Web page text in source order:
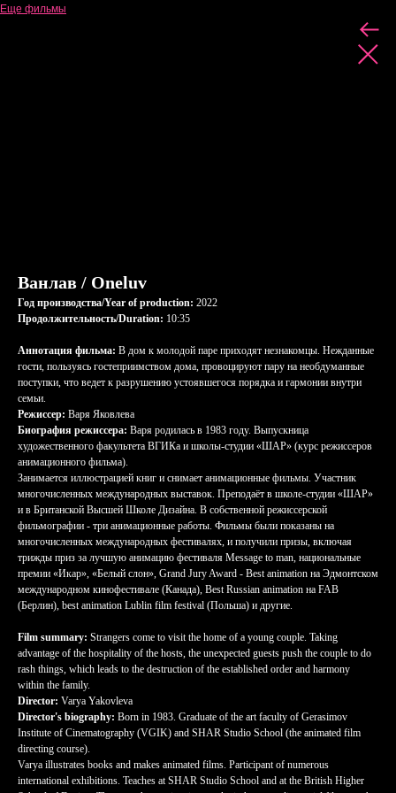
Еще фильмы
Ванлав / Oneluv
Год производства/Year of production: 2022
Продолжительность/Duration: 10:35
Аннотация фильма: В дом к молодой паре приходят незнакомцы. Нежданные
гости, пользуясь гостеприимством дома, провоцируют пару на необдуманные
поступки, что ведет к разрушению устоявшегося порядка и гармонии внутри
семьи.
Режиссер: Варя Яковлева
Биография режиссера: Варя родилась в 1983 году. Выпускница
художественного факультета ВГИКа и школы-студии «ШАР» (курс режиссеров
анимационного фильма).
Занимается иллюстрацией книг и снимает анимационные фильмы. Участник
многочисленных международных выставок. Преподаёт в школе-студии «ШАР»
и в Британской Высшей Школе Дизайна. В собственной режиссерской
фильмографии - три анимационные работы. Фильмы были показаны на
многочисленных международных фестивалях, и получили призы, включая
трижды приз за лучшую анимацию фестиваля Message to man, национальные
премии «Икар», «Белый слон», Grand Jury Award - Best animation на Эдмонтском
международном кинофестивале (Канада), Best Russian animation на FAB
(Берлин), best animation Lublin film festival (Польша) и другие.
Film summary: Strangers come to visit the home of a young couple. Taking
advantage of the hospitality of the hosts, the unexpected guests push the couple to do
rash things, which leads to the destruction of the established order and harmony
within the family.
Director: Varya Yakovleva
Director's biography: Born in 1983. Graduate of the art faculty of Gerasimov
Institute of Cinematography (VGIK) and SHAR Studio School (the animated film
directing course).
Varya illustrates books and makes animated films. Participant of numerous
international exhibitions. Teaches at SHAR Studio School and at the British Higher